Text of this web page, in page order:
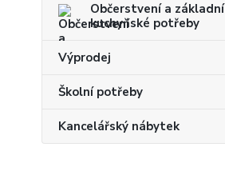
Občerstvení a základní
kuchyňské potřeby
Výprodej
Školní potřeby
Kancelářský nábytek